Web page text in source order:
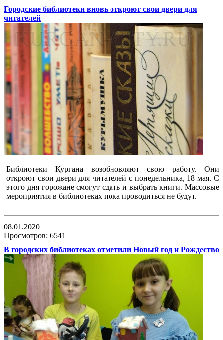
Городские библиотеки вновь откроют свои двери для
читателей
Библиотеки Кургана возобновляют свою работу. Они
откроют свои двери для читателей с понедельника, 18 мая. С
этого дня горожане смогут сдать и выбрать книги. Массовые
мероприятия в библиотеках пока проводиться не будут.
08.01.2020
Просмотров: 6541
В городских библиотеках отметили Новый год и Рождество